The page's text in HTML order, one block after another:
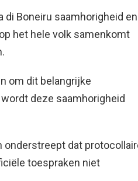
di Boneiru saamhorigheid en
het hele volk samenkomt
om dit belangrijke
deze saamhorigheid
onderstreept dat
toespraken niet